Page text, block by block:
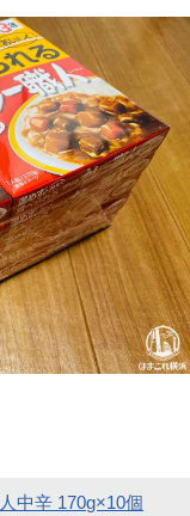
中辛 170g×10個